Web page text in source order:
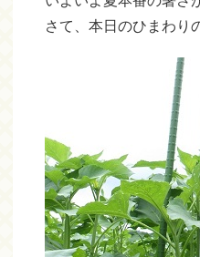
さて、本日のひまわり